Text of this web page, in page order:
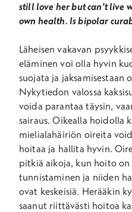
still love her but can't live
own health. Is bipolar
Läheisen vakavan
eläminen voi olla hyvin
suojata ja jaksamisestaan
Nykytiedon valossa
voida parantaa täysin,
sairaus. Oikealla hoidolla
mielialahäiriön oireita
hoitaa ja hallita hyvin.
pitkiä aikoja, kun hoito
tunnistaminen ja niiden
ovat keskeisiä. Herääkin
saanut riittävästi hoitoa